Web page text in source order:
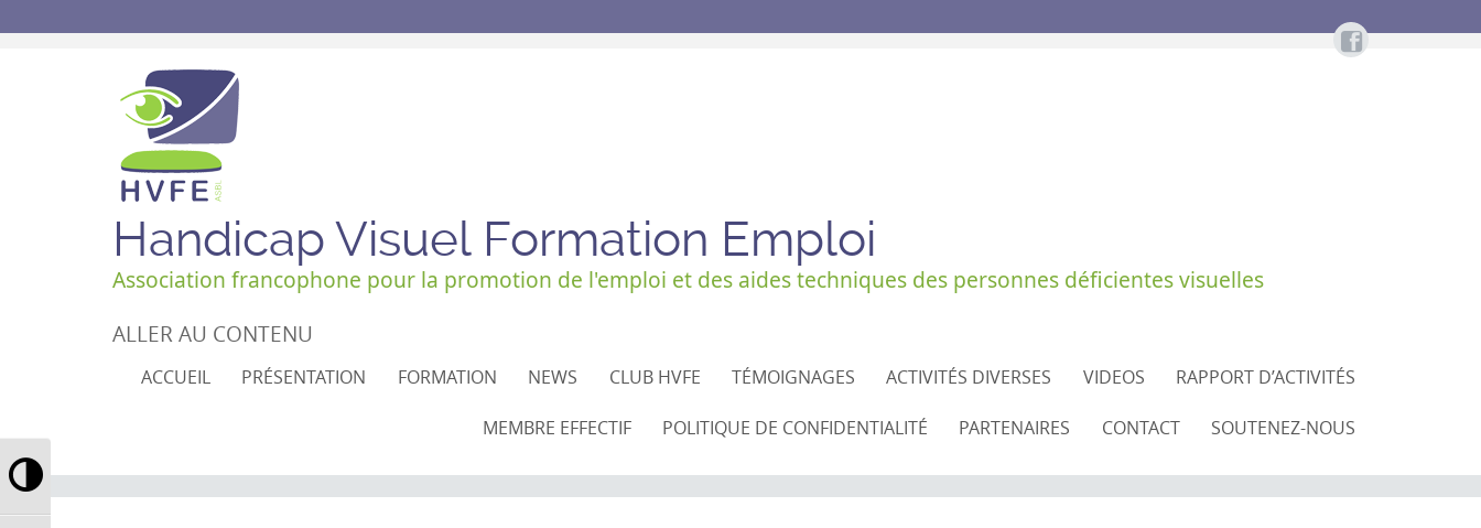
Passer en contraste élevé
Handicap Visuel Formation Emploi
Association francophone pour la promotion de l'emploi et des aides techniques des personnes déficientes visuelles
ALLER AU CONTENU
ACCUEIL PRÉSENTATION FORMATION NEWS CLUB HVFE TÉMOIGNAGES ACTIVITÉS DIVERSES VIDEOS RAPPORT D’ACTIVITÉS
MEMBRE EFFECTIF POLITIQUE DE CONFIDENTIALITÉ PARTENAIRES CONTACT SOUTENEZ-NOUS